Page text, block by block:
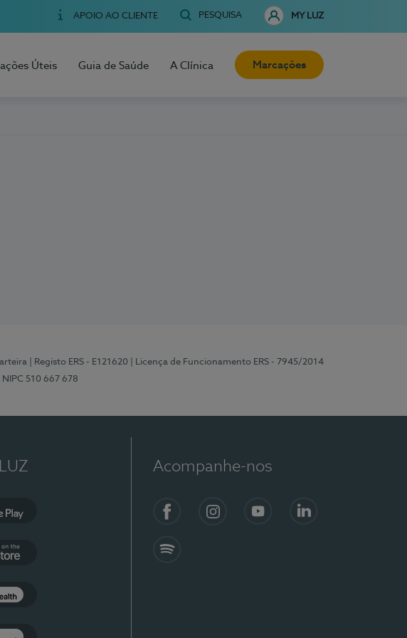
APOIO AO CLIENTE PESQUISA MY LUZ
Úteis Guia de Saúde A Clínica Marcações
| Registo ERS - E121620
| Licença de Funcionamento ERS - 7945/2014
| NIPC 510 667 678
Acompanhe-nos